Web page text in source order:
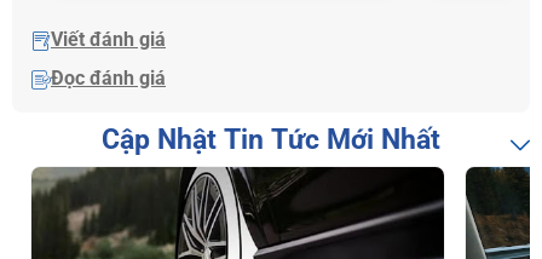
Viết đánh giá
Đọc đánh giá
Cập Nhật Tin Tức Mới Nhất